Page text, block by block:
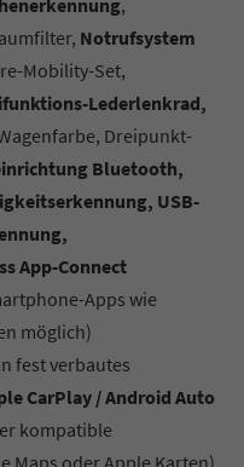
Notrufsystem
Mobility-Set,
Lederlenkrad,
Dreipunkt-
Bluetooth,
USB-
App-Connect
Apps wie
möglich)
fest verbautes
CarPlay / Android Auto
kompatible
Maps oder Apple Karten)